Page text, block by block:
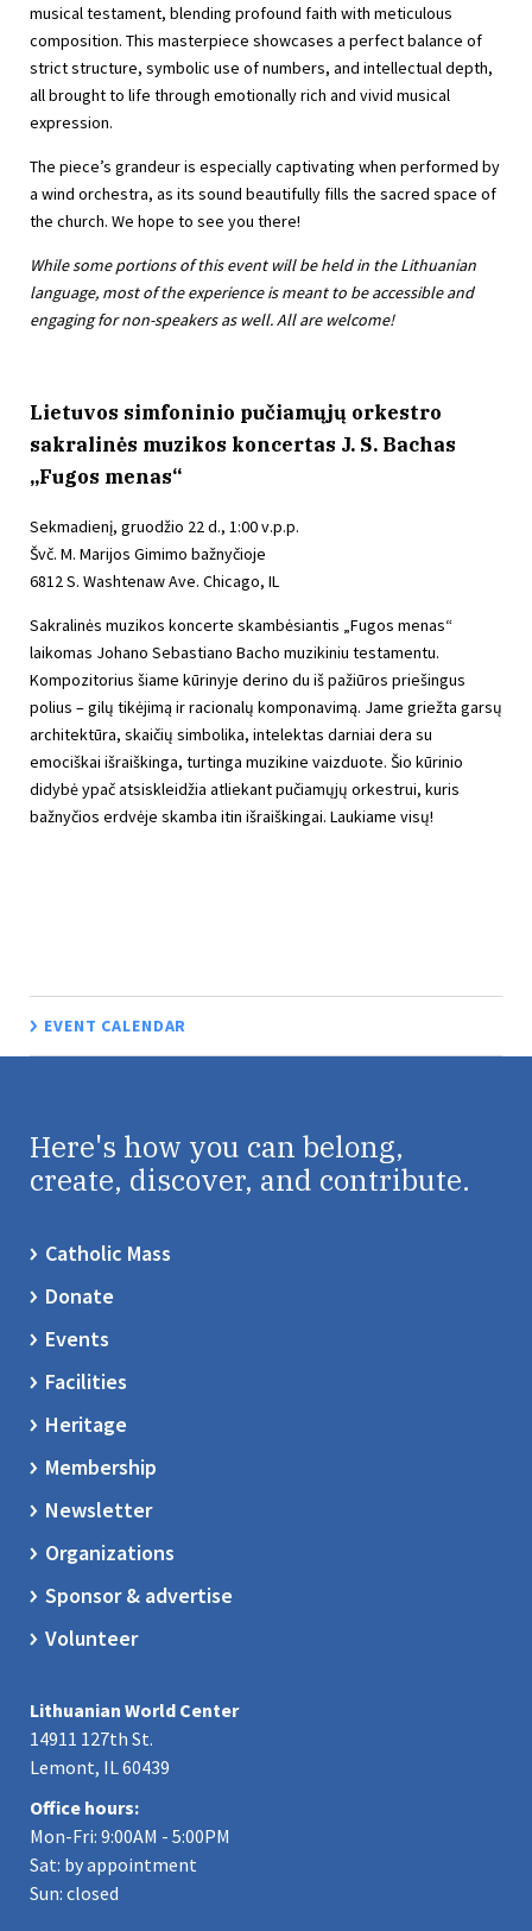
musical testament, blending profound faith with meticulous
composition. This masterpiece showcases a perfect balance of
strict structure, symbolic use of numbers, and intellectual depth,
all brought to life through emotionally rich and vivid musical
expression.
The piece’s grandeur is especially captivating when performed by
a wind orchestra, as its sound beautifully fills the sacred space of
the church. We hope to see you there!
While some portions of this event will be held in the Lithuanian
language, most of the experience is meant to be accessible and
engaging for non-speakers as well. All are welcome!
Lietuvos simfoninio pučiamųjų orkestro
sakralinės muzikos koncertas J. S. Bachas
„Fugos menas“
Sekmadienį, gruodžio 22 d., 1:00 v.p.p.
Švč. M. Marijos Gimimo bažnyčioje
6812 S. Washtenaw Ave. Chicago, IL
Sakralinės muzikos koncerte skambėsiantis „Fugos menas“
laikomas Johano Sebastiano Bacho muzikiniu testamentu.
Kompozitorius šiame kūrinyje derino du iš pažiūros priešingus
polius – gilų tikėjimą ir racionalų komponavimą. Jame griežta garsų
architektūra, skaičių simbolika, intelektas darniai dera su
emociškai išraiškinga, turtinga muzikine vaizduote. Šio kūrinio
didybė ypač atsiskleidžia atliekant pučiamųjų orkestrui, kuris
bažnyčios erdvėje skamba itin išraiškingai. Laukiame visų!
EVENT CALENDAR
Here's how you can belong,
create, discover, and contribute.
Catholic Mass
Donate
Events
Facilities
Heritage
Membership
Newsletter
Organizations
Sponsor & advertise
Volunteer
Lithuanian World Center
14911 127th St.
Lemont, IL 60439
Office hours:
Mon-Fri: 9:00AM - 5:00PM
Sat: by appointment
Sun: closed